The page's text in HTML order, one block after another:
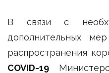
В связи с
дополнительных
распространения
COVID-19